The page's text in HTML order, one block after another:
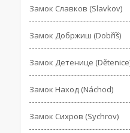
Замок Славков (Slavkov)
Замок Добржиш (Dobříš)
Замок Детенице
Замок Наход (Náchod)
Замок Сихров (Sychrov)